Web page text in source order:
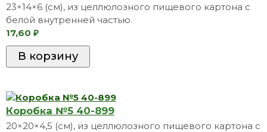
23×14×6 (см), из целлюлозного пищевого картона с
белой внутренней частью.
17,60 ₽
Коробкa №5 40-899
20×20×4,5 (см), из целлюлозного пищевого картона с